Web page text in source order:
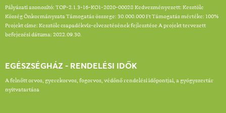
Pályázati azonosító: TOP-2.1.3-16-KO1-2020-00028 Kedvezményezett: Kesztölc
Község Önkormányzata Támogatás összege: 30.000.000 Ft Támogatás mértéke: 100%
Projekt címe: Kesztölc csapadékvíz-elvezetésének fejlesztése A projekt tervezett
befejezési dátuma: 2022.09.30.
EGÉSZSÉGHÁZ - RENDELÉSI IDŐK
A felnőtt orvos, gyerekorvos, fogorvos, védőnő rendelési időpontjai, a gyógyszertár
nyitvatartása